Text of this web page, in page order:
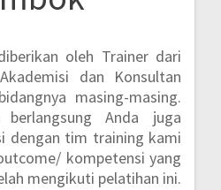
oleh Trainer dari
dan Konsultan
masing-masing.
berlangsung Anda juga
dengan tim training kami
kompetensi yang
mengikuti pelatihan ini.